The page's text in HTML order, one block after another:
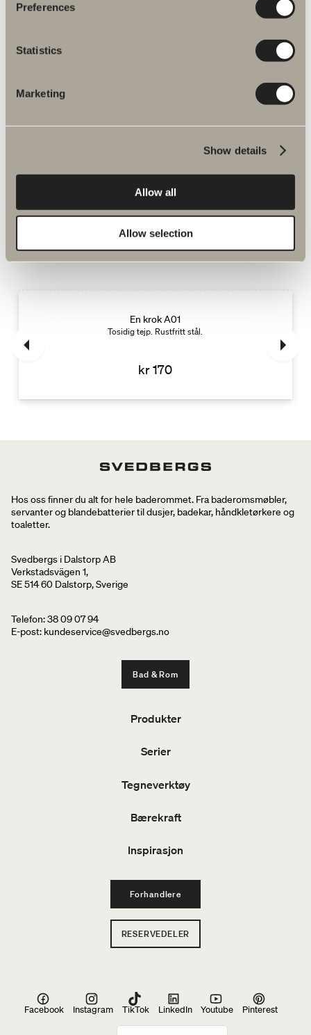
Preferences
Statistics
Marketing
Show details
Allow all
Allow selection
Kompletter med
En krok A01
Tosidig tejp. Rustfritt stål.
kr 170
Hos oss finner du alt for hele baderommet. Fra baderomsmøbler,
servanter og blandebatterier til dusjer, badekar, håndkletørkere og
toaletter.
Svedbergs i Dalstorp AB
Verkstadsvägen 1,
SE 514 60 Dalstorp, Sverige
Telefon: 38 09 07 94
E-post: kundeservice@svedbergs.no
Bad & Rom
Produkter
Serier
Tegneverktøy
Bærekraft
Inspirasjon
Forhandlere
RESERVEDELER
Facebook Instagram TikTok LinkedIn Youtube Pinterest